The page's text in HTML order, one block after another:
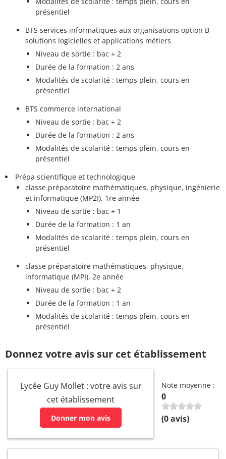
présentiel
BTS services informatiques aux organisations option B
solutions logicielles et applications métiers
Niveau de sortie : bac + 2
Durée de la formation : 2 ans
Modalités de scolarité : temps plein, cours en
présentiel
BTS commerce international
Niveau de sortie : bac + 2
Durée de la formation : 2 ans
Modalités de scolarité : temps plein, cours en
présentiel
Prépa scientifique et technologique
classe préparatoire mathématiques, physique, ingénierie
et informatique (MP2I), 1re année
Niveau de sortie : bac + 1
Durée de la formation : 1 an
Modalités de scolarité : temps plein, cours en
présentiel
classe préparatoire mathématiques, physique,
informatique (MPI), 2e année
Niveau de sortie : bac + 2
Durée de la formation : 1 an
Modalités de scolarité : temps plein, cours en
présentiel
Donnez votre avis sur cet établissement
Lycée Guy Mollet : votre avis sur
cet établissement
Donner mon avis
Note moyenne :
0
(0avis)